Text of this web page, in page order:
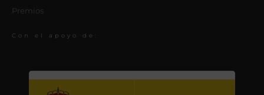
Premios
Con el apoyo de: